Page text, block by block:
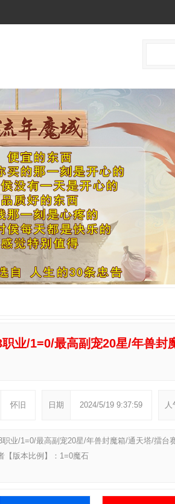
业/1=0/最高副宠20星/年兽
怀旧 日期 2024/5/19 9:37:59 人
业/1=0/最高副宠20星/年兽封魔箱/通天塔/擂
【版本比例】：1=0魔石